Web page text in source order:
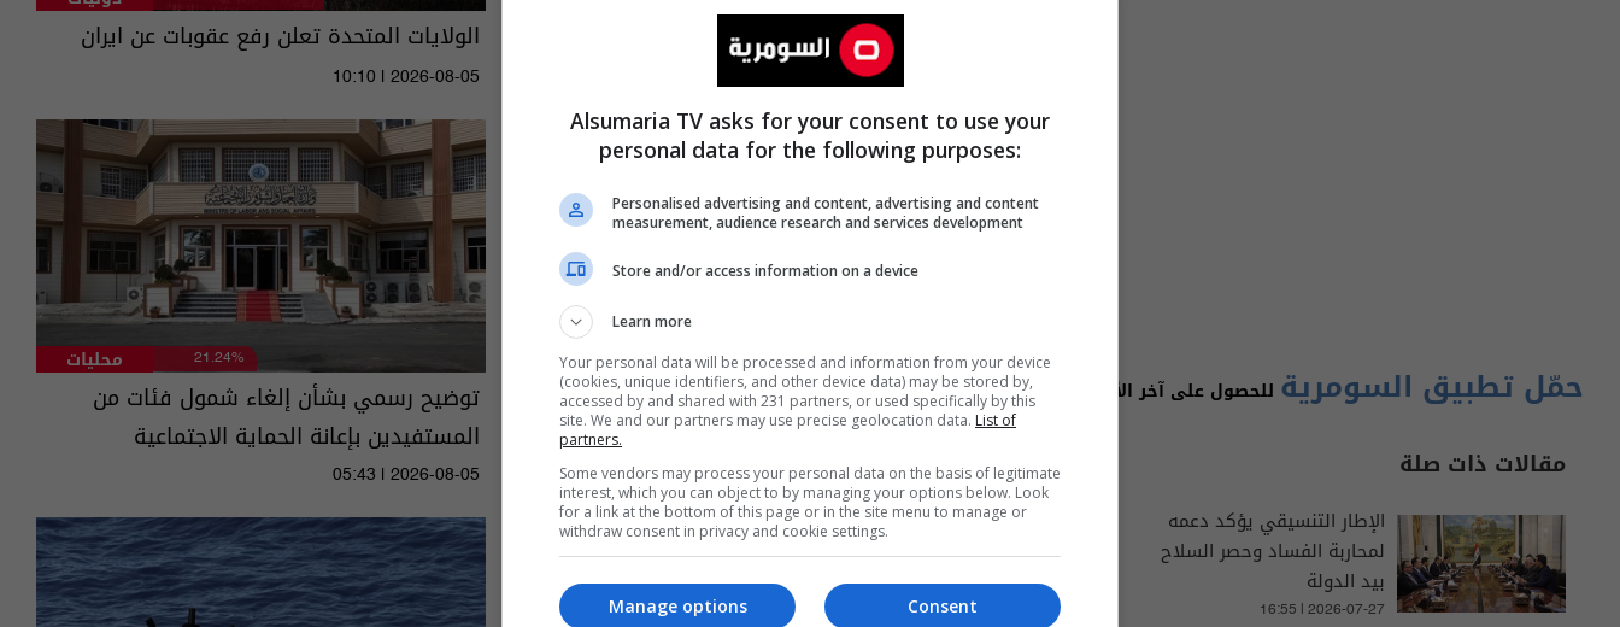
حمّل تطبيق السومرية للحصول على آخر الأخبار والتغطيات الخاصة
مقالات ذات صلة
الإطار التنسيقي يؤكد دعمه
لمحاربة الفساد وحصر السلاح
بيد الدولة
16:55 | 2026-07-27
الإطار التنسيقي يعلن دعمه
لنتائج زيارة الزيدي لواشنطن
ومساندته للحكومة
16:29 | 2026-07-20
الولايات المتحدة تعلن رفع عقوبات عن ايران
10:10 | 2026-08-05
محليات 21.24%
توضيح رسمي بشأن إلغاء شمول فئات من
المستفيدين بإعانة الحماية الاجتماعية
05:43 | 2026-08-05
Alsumaria TV asks for your consent to use your
personal data for the following purposes:
Personalised advertising and content, advertising and content
measurement, audience research and services development
Store and/or access information on a device
Learn more
Your personal data will be processed and information from your device
(cookies, unique identifiers, and other device data) may be stored by,
accessed by and shared with 231 partners, or used specifically by this
site. We and our partners may use precise geolocation data. List of
partners.
Some vendors may process your personal data on the basis of legitimate
interest, which you can object to by managing your options below. Look
for a link at the bottom of this page or in the site menu to manage or
withdraw consent in privacy and cookie settings.
Consent
Manage options